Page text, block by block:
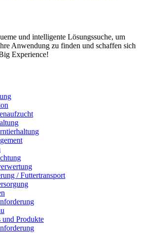
und intelligente Lösungssuche, um
Anwendung zu finden und schaffen sich
Experience!
/ Futtertransport
Produkte